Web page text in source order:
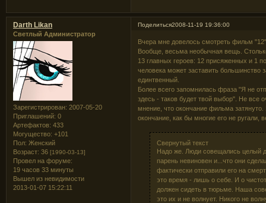
Поделиться2008-11-19 19:36:00
Darth Likan
Светлый Администратор
Зарегистрирован: 2007-05-20
Приглашений: 0
Артефактов: 433
Могущество: +101
Пол: Женский
Возраст: 36 [1990-03-13]
Провел на форуме:
19 часов 33 минуты
Вышел из невидимости
2013-01-07 15:22:11
Вчера мне довелось смотреть фильм
Вообще, весьма необычная вещь.
13 главных героев: 12 присяженных и 1
человека может заставить большинство
единтвенный.
Более всего запомнилась фраза "Я не
здесь - таков будет твой выбор". Не
мнение, что окончание фильма
окончание, как бы многие его не ругали,
Свернутый текст
Надо же. Люди совещались целый
парень невиновен и...что они
фактически отправили его на
это время - лишь о себе. И о
должен сидеть в тюрьме. Наша
это их и не волнует. Никого не